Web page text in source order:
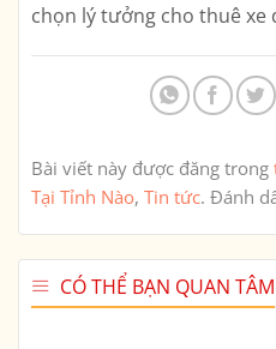
chọn lý tưởng cho thuê xe
Bài viết này được đăng trong
Tại Tỉnh Nào, Tin tức. Đánh
CÓ THỂ BẠN QUAN TÂM